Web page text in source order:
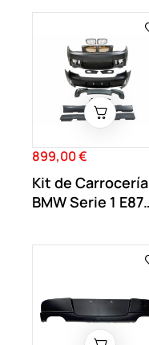
Precio
899,00 €
Kit de Carrocería
BMW Serie 1 E87